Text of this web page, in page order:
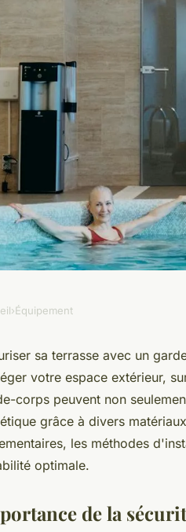
: un
›Équipement
sa terrasse avec un
votre espace extérieur,
corps peuvent non
grâce à divers
les méthodes
optimale.
de la